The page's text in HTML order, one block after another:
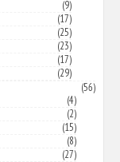
(9)
(17)
(25)
(23)
(17)
(29)
(56)
(4)
(2)
(15)
(8)
(27)